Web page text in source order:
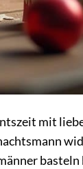
mit
basteln